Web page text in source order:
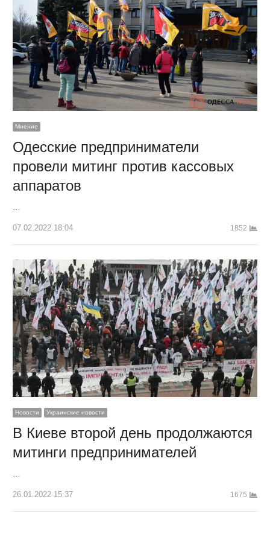
Мнение
Одесские предприниматели
провели митинг против кассовых
аппаратов
07.02.2022 18:04 1852
Новости Украинские новости
В Киеве второй день продолжаются
митинги предпринимателей
26.01.2022 15:37 1675